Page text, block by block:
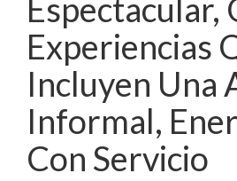
Espectacular,
Experiencias
Incluyen Una
Informal,
Con Servicio